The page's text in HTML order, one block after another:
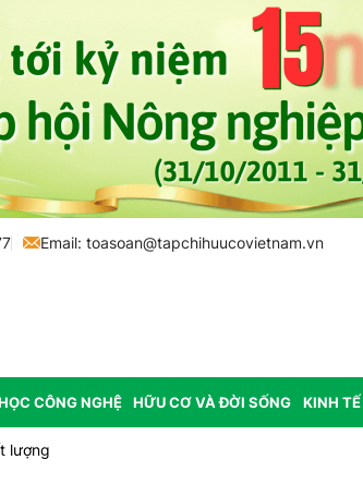
Email: toasoan@tapchihuucovietnam.vn
CÔNG NGHỆ HỮU CƠ VÀ ĐỜI SỐNG KINH
lượng